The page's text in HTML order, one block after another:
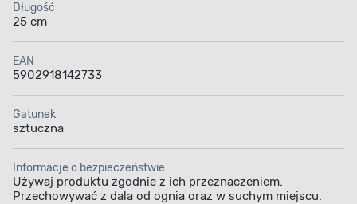
Długość
25 cm
EAN
5902918142733
Gatunek
sztuczna
Informacje o bezpieczeństwie
Używaj produktu zgodnie z ich przeznaczeniem.
Przechowywać z dala od ognia oraz w suchym miejscu.